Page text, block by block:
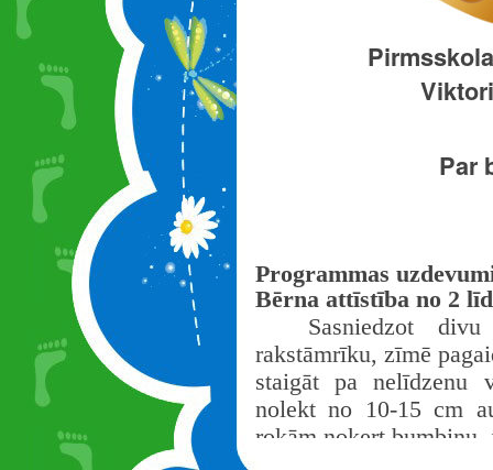
Par
Programmas
Bērna attīstība no 2
Sasniedzot
rakstāmrīku, zīmē
staigāt pa nelīdzenu
nolekt no 10-15 cm
rokām noķert bumbiņu,